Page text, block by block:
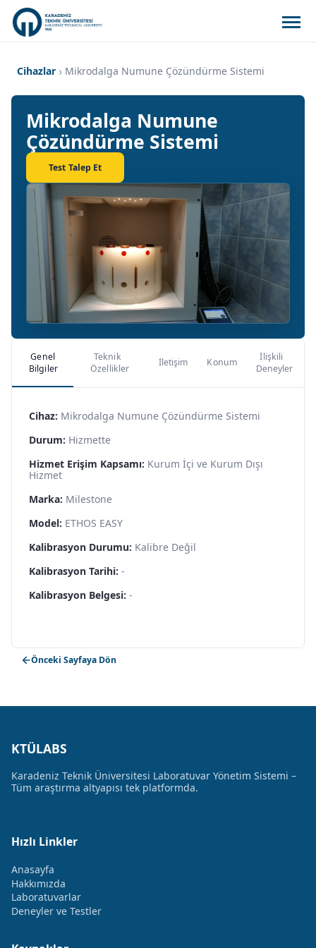
Cihazlar Mikrodalga Numune Çözündürme Sistemi
Mikrodalga Numune
Çözündürme Sistemi
Test Talep Et
Genel
Bilgiler
Teknik
Özellikler
İletişim Konum
İlişkili
Deneyler
Cihaz: Mikrodalga Numune Çözündürme Sistemi
Durum: Hizmette
Hizmet Erişim Kapsamı: Kurum İçi ve Kurum Dışı
Hizmet
Marka: Milestone
Model: ETHOS EASY
Kalibrasyon Durumu: Kalibre Değil
Kalibrasyon Tarihi: -
Kalibrasyon Belgesi: -
Önceki Sayfaya Dön
KTÜLABS
Karadeniz Teknik Üniversitesi Laboratuvar Yönetim Sistemi –
Tüm araştırma altyapısı tek platformda.
Hızlı Linkler
Anasayfa
Hakkımızda
Laboratuvarlar
Deneyler ve Testler